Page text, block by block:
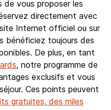
de vous proposer les
directement avec
Internet officiel ou sur
bénéficiez toujours des
De plus, en tant
, notre programme de
exclusifs et vous
Ces points peuvent
gratuites, des miles